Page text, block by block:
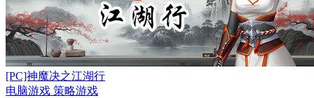
[PC]神魔决之江湖行
电脑游戏 策略游戏